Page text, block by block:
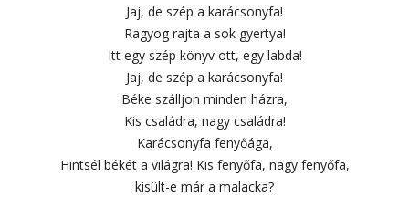
Jaj, de szép a karácsonyfa!
Ragyog rajta a sok gyertya!
Itt egy szép könyv ott, egy labda!
Jaj, de szép a karácsonyfa!
Béke szálljon minden házra,
Kis családra, nagy családra!
Karácsonyfa fenyőága,
Hintsél békét a világra! Kis fenyőfa, nagy fenyőfa,
kisült-e már a malacka?